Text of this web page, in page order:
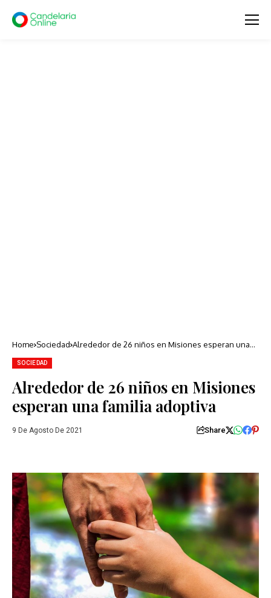
Home Sociedad Alrededor de 26 niños en Misiones esperan una
SOCIEDAD
Alrededor de 26 niños en Misiones
esperan una familia adoptiva
9 De Agosto De 2021 Share